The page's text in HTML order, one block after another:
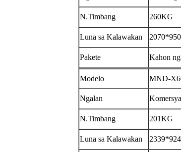
N.Timbang 260KG
Luna sa Kalawakan
Pakete Kahon
Modelo MND-
Ngalan
N.Timbang 201KG
Luna sa Kalawakan